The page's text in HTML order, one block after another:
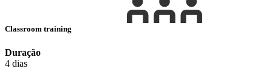
Classroom training
Duração
4 dias